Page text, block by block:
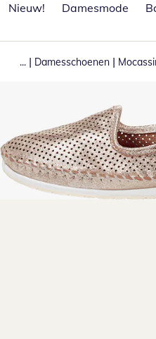
Nieuw!
Damesmode
... | Damesschoenen |